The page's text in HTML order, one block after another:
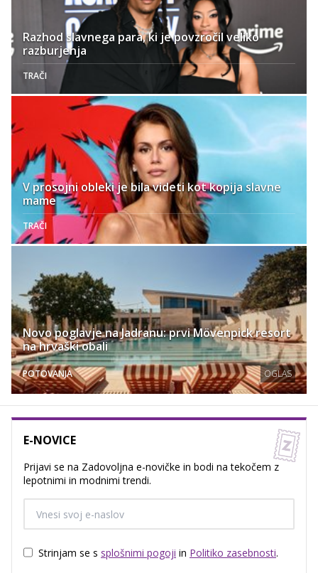
Razhod slavnega para, ki je povzročil veliko
razburjenja
TRAČI
V prosojni obleki je bila videti kot kopija slavne
mame
TRAČI
Novo poglavje na Jadranu: prvi Mövenpick resort
na hrvaški obali
POTOVANJA OGLAS
E-NOVICE
Prijavi se na Zadovoljna e-novičke in bodi na tekočem z
lepotnimi in modnimi trendi.
Strinjam se s splošnimi pogoji in Politiko zasebnosti.